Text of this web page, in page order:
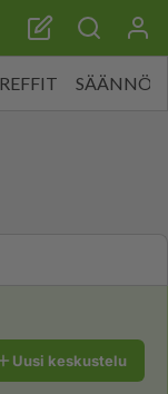
SÄÄNNÖT
Uusi keskustelu